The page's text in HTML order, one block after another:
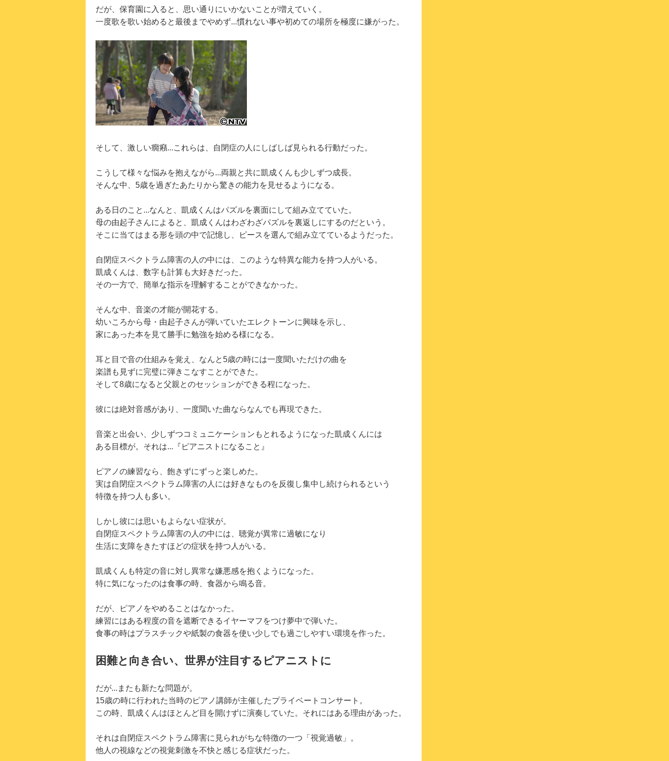
だが、保育園に入ると、思い通りにいかないことが増えていく。
一度歌を歌い始めると最後までやめず...慣れない事や初めての場所を極度に嫌がった。
そして、激しい癇癪...これらは、自閉症の人にしばしば見られる行動だった。
こうして様々な悩みを抱えながら...両親と共に凱成くんも少しずつ成長。
そんな中、5歳を過ぎたあたりから驚きの能力を見せるようになる。
ある日のこと...なんと、凱成くんはパズルを裏面にして組み立てていた。
母の由起子さんによると、凱成くんはわざわざパズルを裏返しにするのだという。
そこに当てはまる形を頭の中で記憶し、ピースを選んで組み立てているようだった。
自閉症スペクトラム障害の人の中には、このような特異な能力を持つ人がいる。
凱成くんは、数字も計算も大好きだった。
その一方で、簡単な指示を理解することができなかった。
そんな中、音楽の才能が開花する。
幼いころから母・由起子さんが弾いていたエレクトーンに興味を示し、
家にあった本を見て勝手に勉強を始める様になる。
耳と目で音の仕組みを覚え、なんと5歳の時には一度聞いただけの曲を
楽譜も見ずに完璧に弾きこなすことができた。
そして8歳になると父親とのセッションができる程になった。
彼には絶対音感があり、一度聞いた曲ならなんでも再現できた。
音楽と出会い、少しずつコミュニケーションもとれるようになった凱成くんには
ある目標が。それは...『ピアニストになること』
ピアノの練習なら、飽きずにずっと楽しめた。
実は自閉症スペクトラム障害の人には好きなものを反復し集中し続けられるという
特徴を持つ人も多い。
しかし彼には思いもよらない症状が。
自閉症スペクトラム障害の人の中には、聴覚が異常に過敏になり
生活に支障をきたすほどの症状を持つ人がいる。
凱成くんも特定の音に対し異常な嫌悪感を抱くようになった。
特に気になったのは食事の時、食器から鳴る音。
だが、ピアノをやめることはなかった。
練習にはある程度の音を遮断できるイヤーマフをつけ夢中で弾いた。
食事の時はプラスチックや紙製の食器を使い少しでも過ごしやすい環境を作った。
困難と向き合い、世界が注目するピアニストに
だが...またも新たな問題が。
15歳の時に行われた当時のピアノ講師が主催したプライベートコンサート。
この時、凱成くんはほとんど目を開けずに演奏していた。それにはある理由があった。
それは自閉症スペクトラム障害に見られがちな特徴の一つ「視覚過敏」。
他人の視線などの視覚刺激を不快と感じる症状だった。